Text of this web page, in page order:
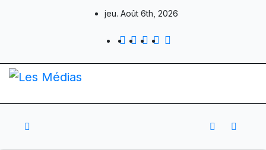
jeu. Août 6th, 2026